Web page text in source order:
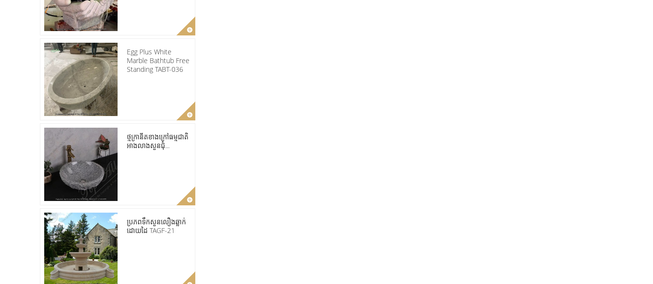
Egg Plus White
Marble Bathtub Free
Standing TABT-036
ថ្មក្រានីតខាងក្រៅធម្មជាតិ
អាងលាងសួនជុំ...
ប្រភពទឹកសួនលឿងឆ្លាក់
ដោយដៃ TAGF-21